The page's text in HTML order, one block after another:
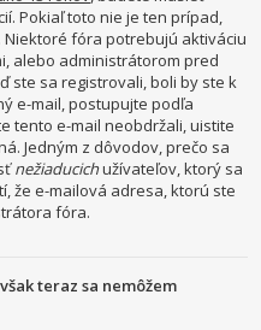
Pokiaľ toto nie je ten prípad,
fóra potrebujú aktiváciu
alebo administrátorom pred
ste sa registrovali, boli by ste k
e-mail, postupujte podľa
tento e-mail neobdržali, uistite
Jedným z dôvodov, prečo sa
nežiaducichužívateľov, ktorý sa
že e-mailová adresa, ktorú ste
fóra.
teraz sa nemôžem